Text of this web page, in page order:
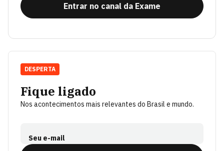
Entrar no canal da Exame
Fique ligado
Nos acontecimentos mais relevantes do Brasil e mundo.
Seu e-mail
DESPERTA